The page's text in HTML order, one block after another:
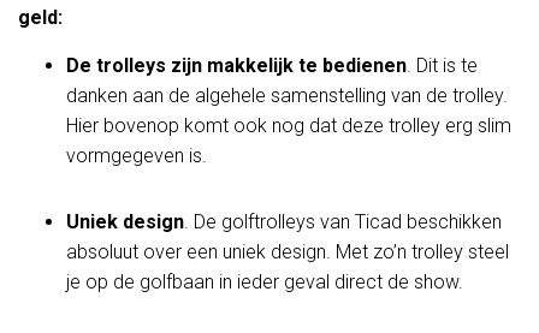
geld:
De trolleys zijn makkelijk te bedienen. Dit is te
danken aan de algehele samenstelling van de trolley.
Hier bovenop komt ook nog dat deze trolley erg slim
vormgegeven is.
Uniek design. De golftrolleys van Ticad beschikken
absoluut over een uniek design. Met zo’n trolley steel
je op de golfbaan in ieder geval direct de show.